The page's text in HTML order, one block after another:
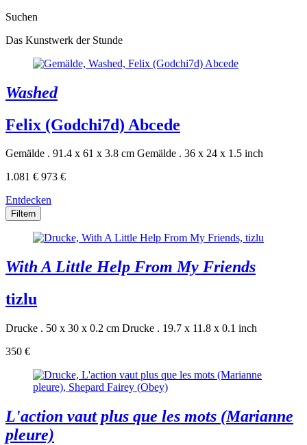
Suchen
Das Kunstwerk der Stunde
Washed
Felix (Godchi7d) Abcede
Gemälde . 91.4 x 61 x 3.8 cm Gemälde . 36 x 24 x 1.5 inch
1.081 € 973 €
Entdecken
Filtern
With A Little Help From My Friends
tizlu
Drucke . 50 x 30 x 0.2 cm Drucke . 19.7 x 11.8 x 0.1 inch
350 €
L'action vaut plus que les mots (Marianne
pleure)